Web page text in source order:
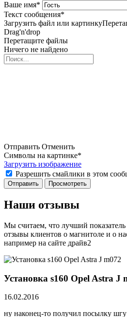
Ваше имя*
Текст сообщения*
Загрузить файл или картинку
Drag'n'drop
Перетащите файлы
Ничего не найдено
Отправить Отменить
Символы на картинке*
Загрузить изображение
Разрешить смайлики в этом
Наши отзывы
Мы считаем, что лучший
отзывы клиентов о магнитоле и о
например на сайте драйв2
Установка s160 Opel Astra J
16.02.2016
ну наконец-то получил посылку шгу